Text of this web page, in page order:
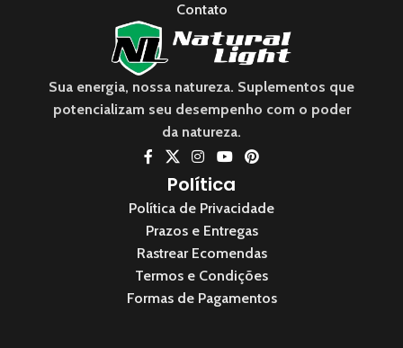
Contato
Sua energia, nossa natureza. Suplementos que
potencializam seu desempenho com o poder
da natureza.
Política
Política de Privacidade
Prazos e Entregas
Rastrear Ecomendas
Termos e Condições
Formas de Pagamentos